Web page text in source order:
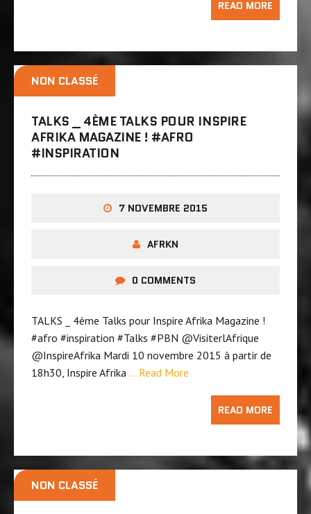
READ MORE
NON CLASSÉ
TALKS _ 4ÈME TALKS POUR INSPIRE
AFRIKA MAGAZINE ! ‪#‎AFRO‬
‪#‎INSPIRATION‬
7 NOVEMBRE 2015
AFRKN
0 COMMENTS
TALKS _ 4ème Talks pour Inspire Afrika Magazine !
‪#‎afro‬ ‪#‎inspiration‬ ‪#‎Talks‬ ‪#‎PBN‬ @VisiterlAfrique
@InspireAfrika Mardi 10 novembre 2015 à partir de
18h30, Inspire Afrika … Read More
READ MORE
NON CLASSÉ